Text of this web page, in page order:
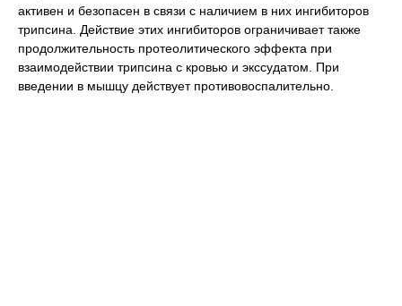
активен и безопасен в связи с наличием в них ингибиторов
трипсина. Действие этих ингибиторов ограничивает также
продолжительность протеолитического эффекта при
взаимодействии трипсина с кровью и экссудатом. При
введении в мышцу действует противовоспалительно.